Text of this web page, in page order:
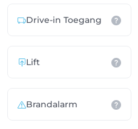
Drive-in Toegang
Lift
Brandalarm